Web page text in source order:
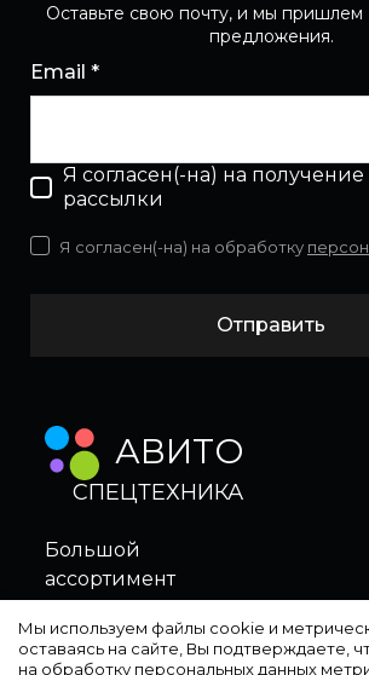
Оставьте свою почту, и мы
предложения.
Email *
Я согласен(-на) на
рассылки
Отправить
Я согласен(-на) на обработку
АВИТО
Большой
ассортимент
в нашем магазине
СПЕЦТЕХНИКА
Мы используем файлы cookie и
оставаясь на сайте, Вы подтверждаете,
на обработку персональных данных